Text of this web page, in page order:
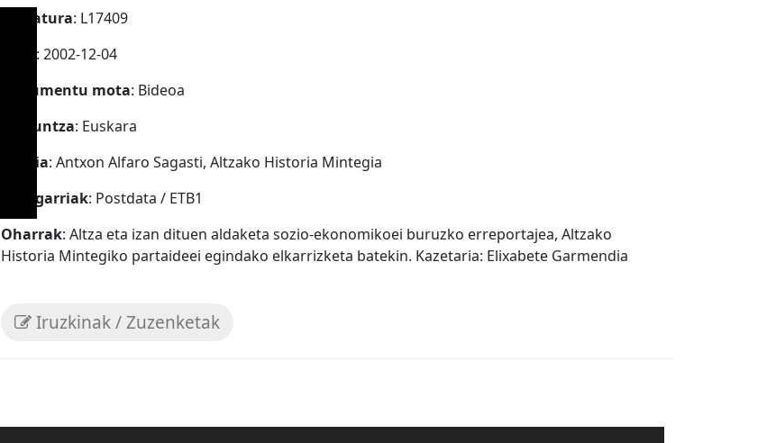
Signatura: L17409
: 2002-12-04
Dokumentu mota: Bideoa
Hizkuntza: Euskara
Iturria: Antxon Alfaro Sagasti, Altzako Historia Mintegia
Ezaugarriak: Postdata / ETB1
Oharrak: Altza eta izan dituen aldaketa sozio-ekonomikoei buruzko erreportajea, Altzako
Historia Mintegiko partaideei egindako elkarrizketa batekin. Kazetaria: Elixabete Garmendia
Iruzkinak / Zuzenketak